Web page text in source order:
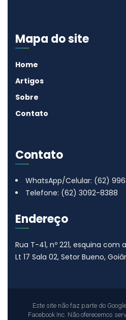
Mapa do site
Home
Artigos
Sobre
Contato
Contato
WhatsApp/Celular: (62)
Telefone: (62) 3092-8388
Endereço
Rua T-41, nº 221, esquina com
Lt 17 Sala 02, Setor Bueno,
Este site não faz parte do
Facebook Inc. Não oferecemos